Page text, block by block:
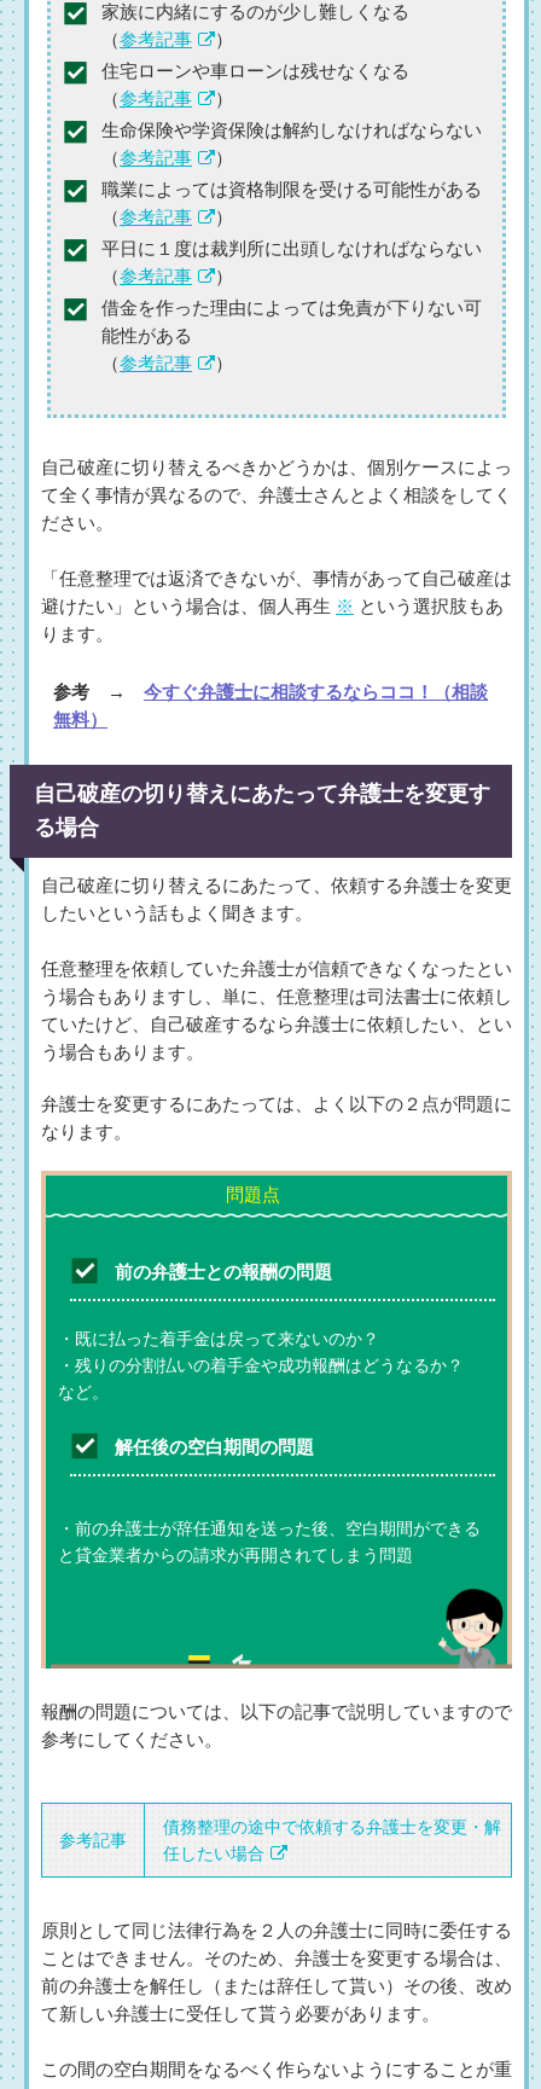
家族に内緒にするのが少し難しくなる
（参考記事
）
住宅ローンや車ローンは残せなくなる
（参考記事
）
生命保険や学資保険は解約しなければならない
（参考記事
）
職業によっては資格制限を受ける可能性がある
（参考記事
）
平日に１度は裁判所に出頭しなければならない
（参考記事
）
借金を作った理由によっては免責が下りない可
能性がある
（参考記事 ）
自己破産に切り替えるべきかどうかは、個別ケースによっ
て全く事情が異なるので、弁護士さんとよく相談をしてく
ださい。
「任意整理では返済できないが、事情があって自己破産は
避けたい」という場合は、個人再生 ※ という選択肢もあ
ります。
参考 → 今すぐ弁護士に相談するならココ！（相談
無料）
自己破産の切り替えにあたって弁護士を変更す
る場合
自己破産に切り替えるにあたって、依頼する弁護士を変更
したいという話もよく聞きます。
任意整理を依頼していた弁護士が信頼できなくなったとい
う場合もありますし、単に、任意整理は司法書士に依頼し
ていたけど、自己破産するなら弁護士に依頼したい、とい
う場合もあります。
弁護士を変更するにあたっては、よく以下の２点が問題に
なります。
前の弁護士との報酬の問題
・既に払った着手金は戻って来ないのか？
・残りの分割払いの着手金や成功報酬はどうなるか？
など。
解任後の空白期間の問題
・前の弁護士が辞任通知を送った後、空白期間ができる
と貸金業者からの請求が再開されてしまう問題
報酬の問題については、以下の記事で説明していますので
参考にしてください。
参考記事
債務整理の途中で依頼する弁護士を変更・解
任したい場合
原則として同じ法律行為を２人の弁護士に同時に委任する
ことはできません。そのため、弁護士を変更する場合は、
前の弁護士を解任し（または辞任して貰い）その後、改め
て新しい弁護士に受任して貰う必要があります。
この間の空白期間をなるべく作らないようにすることが重